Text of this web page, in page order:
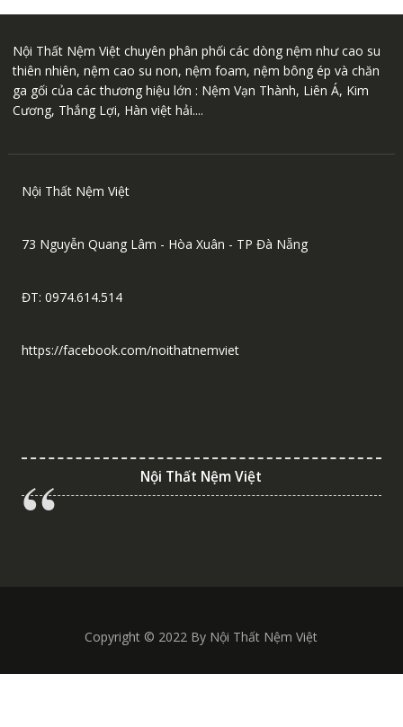
Nội Thất Nệm Việt chuyên phân phối các dòng nệm như cao su
thiên nhiên, nệm cao su non, nệm foam, nệm bông ép và chăn
ga gối của các thương hiệu lớn : Nệm Vạn Thành, Liên Á, Kim
Cương, Thắng Lợi, Hàn việt hải....
Nội Thất Nệm Việt
73 Nguyễn Quang Lâm - Hòa Xuân - TP Đà Nẵng
ĐT: 0974.614.514
https://facebook.com/noithatnemviet
Nội Thất Nệm Việt
Copyright © 2022 By Nội Thất Nệm Việt